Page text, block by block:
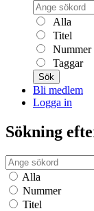
Alla
Titel
Nummer
Taggar
Sök
Bli medlem
Logga in
Sökning
Alla
Nummer
Titel